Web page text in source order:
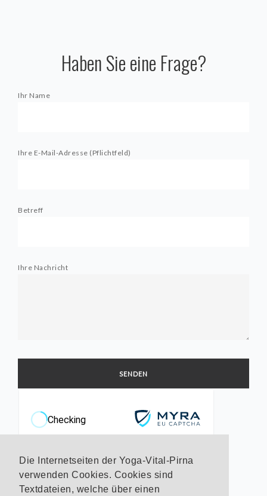
Die Internetseiten der Yoga-Vital-Pirna
verwenden Cookies. Cookies sind
Textdateien, welche über einen
Haben Sie eine Frage?
Ihr Name
Ihre E-Mail-Adresse (Pflichtfeld)
Betreff
Ihre Nachricht